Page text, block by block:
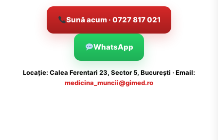
Sună acum · 0727 817 021
WhatsApp
Locație: Calea Ferentari 23, Sector 5, București · Email:
medicina_muncii@gimed.ro